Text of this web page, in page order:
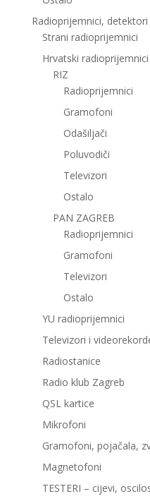
Radioprijemnici, detektori
Strani radioprijemnici
Hrvatski radioprijemnici
RIZ
Radioprijemnici
Gramofoni
Odašiljači
Poluvodiči
Televizori
Ostalo
PAN ZAGREB
Radioprijemnici
Gramofoni
Televizori
Ostalo
YU radioprijemnici
Televizori i
Radiostanice
Radio klub Zagreb
QSL kartice
Mikrofoni
Gramofoni, pojačala,
Magnetofoni
TESTERI – cijevi,